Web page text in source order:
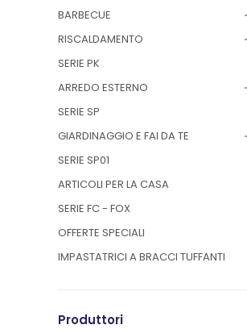
BARBECUE
RISCALDAMENTO
SERIE PK
ARREDO ESTERNO
SERIE SP
GIARDINAGGIO E FAI DA TE
SERIE SP01
ARTICOLI PER LA CASA
SERIE FC - FOX
OFFERTE SPECIALI
IMPASTATRICI A BRACCI TUFFANTI
Produttori